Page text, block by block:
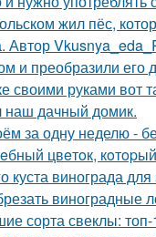
жил пёс,
Автор
и преобразили его
своими руками вот
дачный домик.
за одну неделю -
цвeтoк,
куста винограда
виноградные
сорта свеклы: топ-